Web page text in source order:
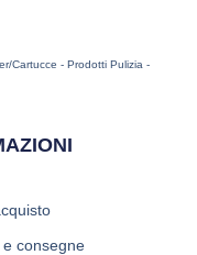
Cartucce - Prodotti Pulizia -
consegne